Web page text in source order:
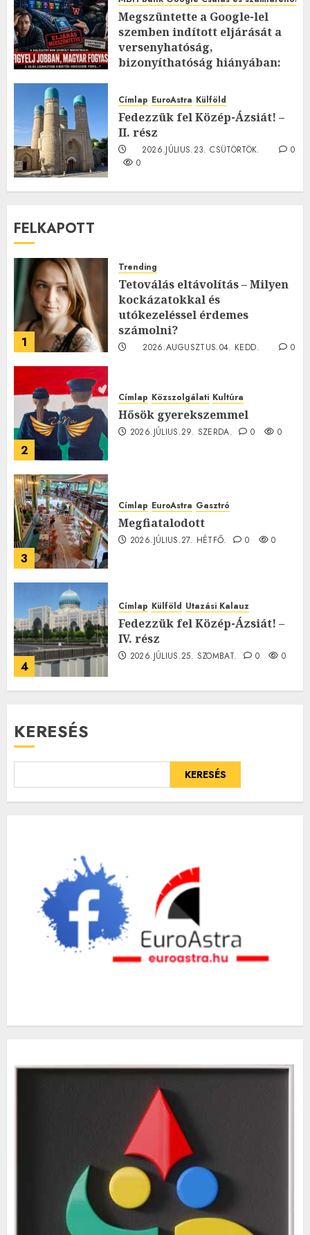
Megszüntette a Google-lel
szemben indított eljárását a
versenyhatóság,
bizonyíthatóság hiányában:
2026.JÚLIUS.23. CSÜTÖRTÖK.
0
Címlap EuroAstra Külföld
Fedezzük fel Közép-Ázsiát! –
II. rész
2026.JÚLIUS.23. CSÜTÖRTÖK.
0
0
FELKAPOTT
1
Trending
Tetoválás eltávolítás – Milyen
kockázatokkal és
utókezeléssel érdemes
számolni?
2026.AUGUSZTUS.04. KEDD.
0
2
Címlap Közszolgálati Kultúra
Hősök gyerekszemmel
2026.JÚLIUS.29. SZERDA. 0 0
3
Címlap EuroAstra Gasztró
Megfiatalodott
2026.JÚLIUS.27. HÉTFŐ. 0 0
4
Címlap Külföld Utazási Kalauz
Fedezzük fel Közép-Ázsiát! –
IV. rész
2026.JÚLIUS.25. SZOMBAT. 0 0
KERESÉS
KERESÉS